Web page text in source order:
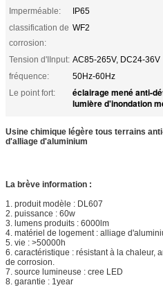
Imperméable:
IP65
classification de
corrosion:
WF2
Tension d'IInput: AC85-265V, DC24-36V
fréquence:
50Hz-60Hz
Le point fort:
éclairage mené anti-
lumière d'inondation
Usine chimique légère tous terrains
d'alliage d'aluminium
La brève information :
1. produit modèle : DL607
2. puissance : 60w
3. lumens produits : 6000lm
4. matériel de logement : alliage
5. vie : >50000h
6. caractéristique : résistant à la chaleur,
de corrosion.
7. source lumineuse : cree LED
8. garantie : 1year